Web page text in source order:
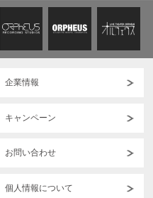
ストの増加に伴い、
)より
業時間帯」の料金は据え置き
しましては 旧料金にてご対
トロックによる無人営業対
企業情報
キャンペーン
お問い合わせ
個人情報について